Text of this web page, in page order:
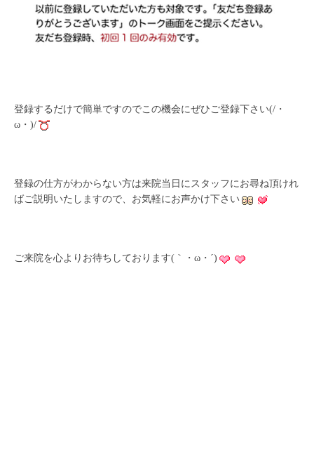
登録するだけで簡単ですのでこの機会にぜひご登録下さい(/・
ω・)/
登録の仕方がわからない方は来院当日にスタッフにお尋ね頂けれ
ばご説明いたしますので、お気軽にお声かけ下さい
ご来院を心よりお待ちしております(｀・ω・´)